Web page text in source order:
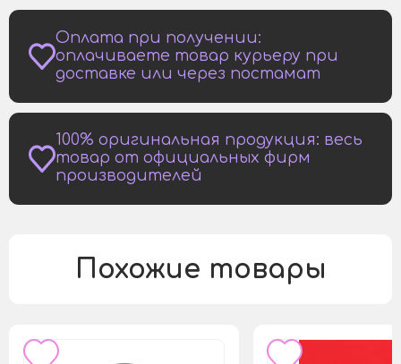
Оплата при получении:
оплачиваете товар курьеру при
доставке или через постамат
100% оригинальная продукция: весь
товар от официальных фирм
производителей
Похожие товары